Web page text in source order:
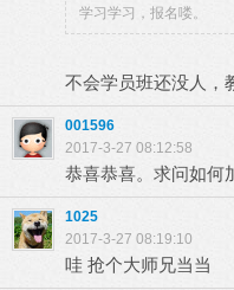
学习学习，报名喽。
不会学员班还没人，
001596
2017-3-27 08:12:58
恭喜恭喜。求问如何
1025
2017-3-27 08:19:10
哇 抢个大师兄当当